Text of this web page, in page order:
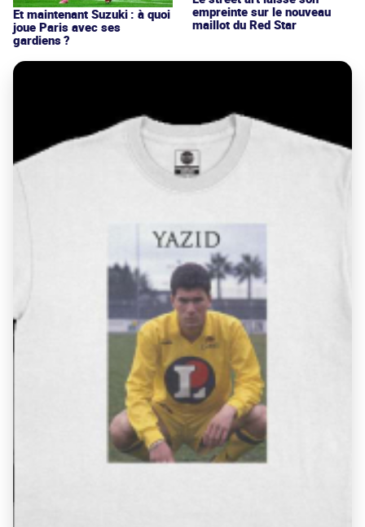
Et maintenant Suzuki : à quoi
joue Paris avec ses
gardiens ?
empreinte sur le nouveau
maillot du Red Star